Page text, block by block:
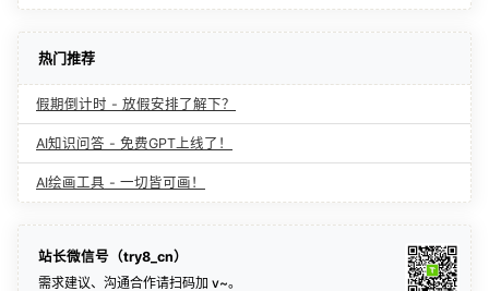
热门推荐
假期倒计时 - 放假安排了解下？
AI知识问答 - 免费GPT上线了！
AI绘画工具 - 一切皆可画！
站长微信号（try8_cn）
需求建议、沟通合作请扫码加 v~。